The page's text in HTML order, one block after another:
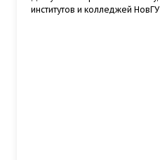
институтов и колледжей НовГУ